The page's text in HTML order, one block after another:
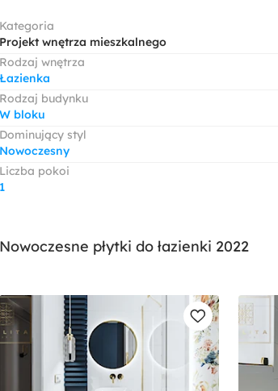
Kategoria
Projekt wnętrza mieszkalnego
Rodzaj wnętrza
Łazienka
Rodzaj budynku
W bloku
Dominujący styl
Nowoczesny
Liczba pokoi
1
Nowoczesne płytki do łazienki 2022